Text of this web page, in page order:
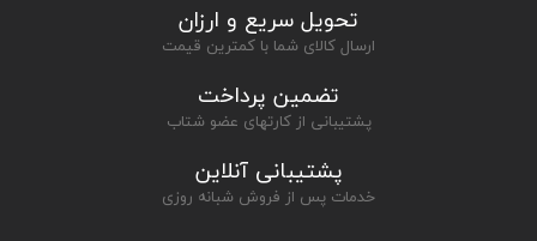
تحویل سریع و ارزان
ارسال کالای شما با کمترین قیمت
تضمین پرداخت
پشتیبانی از کارتهای عضو شتاب
پشتیبانی آنلاین
خدمات پس از فروش شبانه روزی